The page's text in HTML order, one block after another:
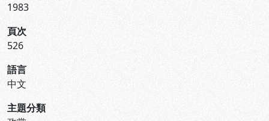
1983
頁次
526
語言
中文
主題分類